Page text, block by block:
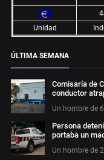
Unidad
ÚLTIMA SEMANA
Comisaría de
conductor
Un hombre de
Persona
portaba un
Un hombre de